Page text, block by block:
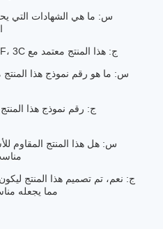
س: ما هي الشهادات التي
ج: هذا المنتج معتمد مع CE، PASA، PASF، 3C، و ISO9001.
س: ما هو رقم نموذج هذا المنتج
ج: رقم نموذج هذا
س: هل هذا المنتج المقاوم
ج: نعم، تم تصميم هذا المنتج
مما يجعله